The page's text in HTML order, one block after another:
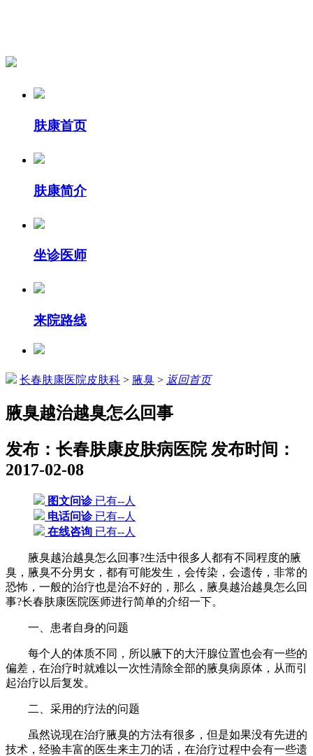
肤康首页
肤康简介
坐诊医师
来院路线
长春肤康医院皮肤科 > 腋臭 > 返回首页
腋臭越治越臭怎么回事
发布：长春肤康皮肤病医院发布时间：
2017-02-08
图文问诊已有--人
电话问诊已有--人
在线咨询 已有--人
腋臭越治越臭怎么回事?生活中很多人都有不同程度的腋
臭，腋臭不分男女，都有可能发生，会传染，会遗传，非常的
恐怖，一般的治疗也是治不好的，那么，腋臭越治越臭怎么回
事?长春肤康医院医师进行简单的介绍一下。
一、患者自身的问题
每个人的体质不同，所以腋下的大汗腺位置也会有一些的
偏差，在治疗时就难以一次性清除全部的腋臭病原体，从而引
起治疗以后复发。
二、采用的疗法的问题
虽然说现在治疗腋臭的方法有很多，但是如果没有先进的
技术，经验丰富的医生来主刀的话，在治疗过程中会有一些遗